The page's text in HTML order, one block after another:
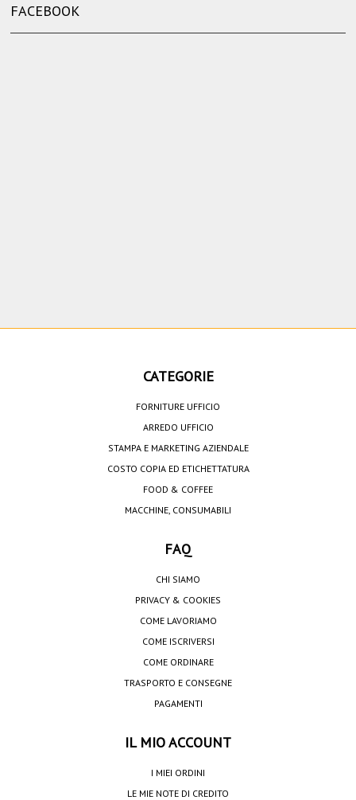
FACEBOOK
CATEGORIE
FORNITURE UFFICIO
ARREDO UFFICIO
STAMPA E MARKETING AZIENDALE
COSTO COPIA ED ETICHETTATURA
FOOD & COFFEE
MACCHINE, CONSUMABILI
FAQ
CHI SIAMO
PRIVACY & COOKIES
COME LAVORIAMO
COME ISCRIVERSI
COME ORDINARE
TRASPORTO E CONSEGNE
PAGAMENTI
IL MIO ACCOUNT
I MIEI ORDINI
LE MIE NOTE DI CREDITO